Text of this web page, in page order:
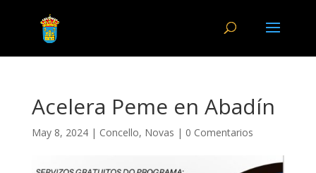
Acelera Peme en Abadín
May 8, 2024| Concello, Novas | 0 Comentarios